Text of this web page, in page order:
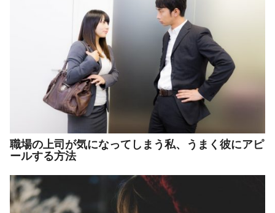
職場の上司が気になってしまう私、うまく彼にアピ
ールする方法